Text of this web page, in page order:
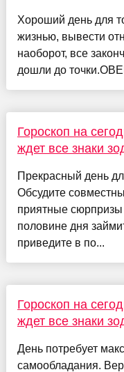
Хороший день для
жизнью, вывести
наоборот, все
дошли до
Гороскоп на
ждет все знаки
Прекрасный день
Обсудите
приятные
половине дня
приведите в по...
Гороскоп на
ждет все знаки
День потребует
самообладания.